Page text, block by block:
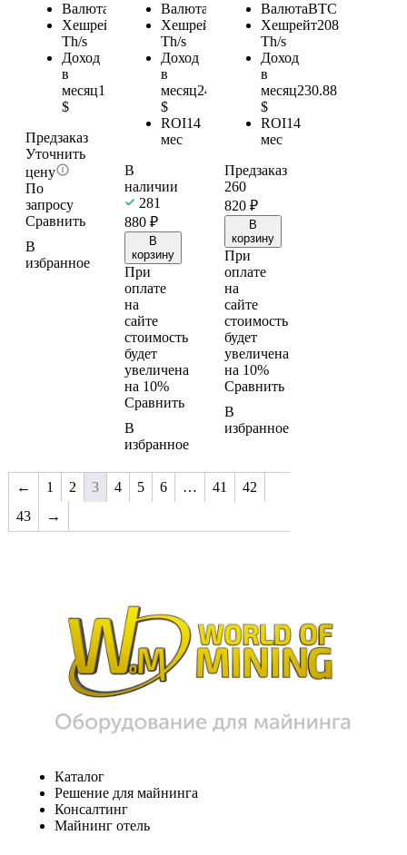
Валюта
Хешрейт
Th/s
Доход
в
месяц150.96
$
Предзаказ
Уточнить
цену
По
запросу
Сравнить
В
избранное
Валюта
Хешрейт
Th/s
Доход
в
месяц246.42
$
ROI14
мес
В
наличии
281
880₽
В
корзину
При
оплате
на
сайте
стоимость
будет
увеличена
на 10%
Сравнить
В
избранное
ВалютаBTC
Хешрейт208
Th/s
Доход
в
месяц230.88
$
ROI14
мес
Предзаказ
260
820 ₽
В
корзину
При
оплате
на
сайте
стоимость
будет
увеличена
на 10%
Сравнить
В
избранное
← 1 2 3 4 5 6 … 41
42
43
→
Каталог
Решение для майнинга
Консалтинг
Майнинг отель